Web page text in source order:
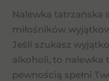
Nalewka tatrzańska
miłośników
Jeśli szukasz
alkoholi, to nalewka
pewnością spełni